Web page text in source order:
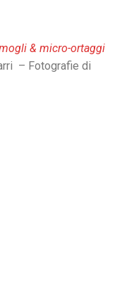
& micro-ortaggi
– Fotografie di